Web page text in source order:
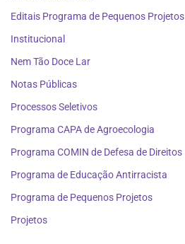
Editais Programa de Pequenos Projetos
Institucional
Nem Tão Doce Lar
Notas Públicas
Processos Seletivos
Programa CAPA de Agroecologia
Programa COMIN de Defesa de Direitos
Programa de Educação Antirracista
Programa de Pequenos Projetos
Projetos